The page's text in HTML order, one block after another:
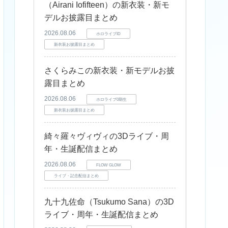
（Airani Iofifteen）の新衣装・新モ
デルお披露目まとめ
2026.08.06 ホロライブID
新衣装お披露目まとめ
さくらみこの新衣装・新モデルお披
露目まとめ
2026.08.06 ホロライブ0期生
新衣装お披露目まとめ
綺々羅々ヴィヴィの3Dライブ・周
年・生誕配信まとめ
2026.08.06 FLOW GLOW
ライブ・記念配信まとめ
九十九佐命（Tsukumo Sana）の3D
ライブ・周年・生誕配信まとめ